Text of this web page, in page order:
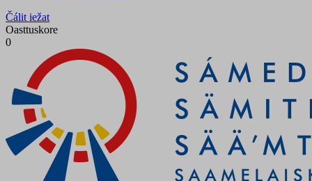
Čálit iežat
Oasttuskore
0